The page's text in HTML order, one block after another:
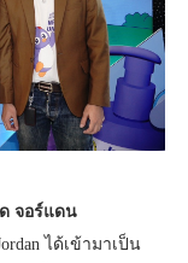
จอร์แดน
ได้เข้ามาเป็น